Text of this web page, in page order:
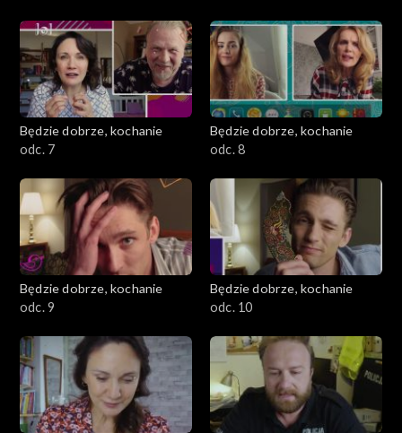
Będzie dobrze, kochanie
odc. 7
Będzie dobrze, kochanie
odc. 8
Będzie dobrze, kochanie
odc. 9
Będzie dobrze, kochanie
odc. 10